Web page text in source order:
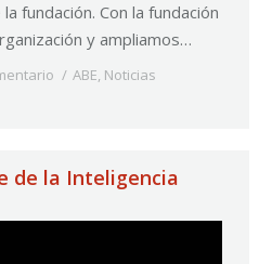
fundación. Con la fundación
y ampliamos…
ABE, Noticias
de la Inteligencia